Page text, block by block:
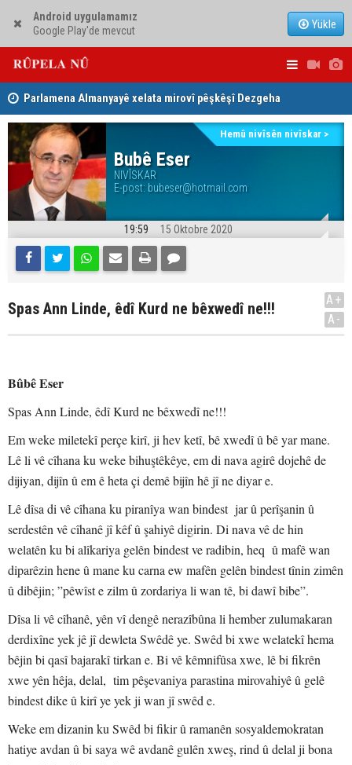
Android uygulamamız
Google Play'de mevcut
Yükle
Xêrxwaziya Barzanî kir
Dezga Giştî ya Deverên di Derveyê Kurdistanê de
gotinên parêzgere Kerkûkê Muhammed Saman red kir
Bubê Eser
NIVÎSKAR
E-post: bubeser@hotmail.com
Hemû nivîsên nivîskar >
19:59 15 Oktobre 2020
Spas Ann Linde, êdî Kurd ne bêxwedî ne!!!
A+
A-
Bûbê Eser
Spas Ann Linde, êdî Kurd ne bêxwedî ne!!!
Em weke miletekî perçe kirî, ji hev ketî, bê xwedî û bê yar mane.
Lê li vê cîhana ku weke bihuştêkêye, em di nava agirê dojehê de
dijiyan, dijîn û em ê heta çi demê bijîn hê jî ne diyar e.
Lê dîsa di vê cîhana ku piranîya wan bindest jar û perîşanin û
serdestên vê cîhanê jî kêf û şahiyê digirin. Di nava vê de hin
welatên ku bi alîkariya gelên bindest ve radibin, heq û mafê wan
diparêzin hene û mane ku carna ew mafên gelên bindest tînin zimên
û dibêjin; ”pêwîst e zilm û zordariya li wan tê, bi dawî bibe”.
Dîsa li vê cîhanê, yên vî dengê nerazîbûna li hember zulumakaran
derdixîne yek jê jî dewleta Swêdê ye. Swêd bi xwe welatekî hema
bêjin bi qasî bajarakî tirkan e. Bi vê kêmnifûsa xwe, lê bi fikrên
xwe yên hêja, delal, tim pêşevaniya parastina mirovahiyê û gelê
bindest dike û kirî ye yek ji wan jî swêd e.
Weke em dizanin ku Swêd bi fikir û ramanên sosyaldemokratan
hatiye avdan û bi saya wê avdanê gulên xweş, rind û delal ji bona